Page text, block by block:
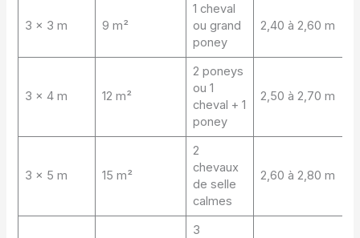
3 x 3 m 9 m²
1 cheval
ou grand
poney
2,40 à 2,60 m
3 x 4 m 12 m²
2 poneys
ou 1
cheval + 1
poney
2,50 à 2,70 m
3 x 5 m 15 m²
2
chevaux
de selle
calmes
2,60 à 2,80 m
3